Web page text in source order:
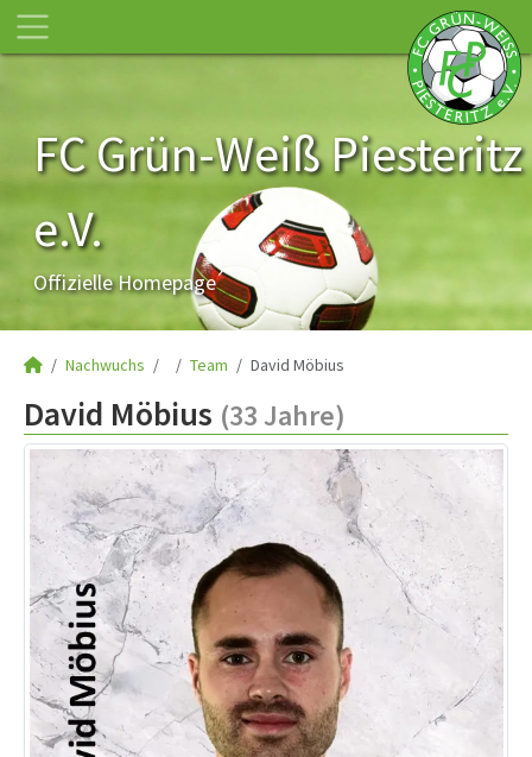
FC Grün-Weiß Piesteritz
e.V.
Offizielle Homepage
Nachwuchs Team David Möbius
David Möbius (33 Jahre)